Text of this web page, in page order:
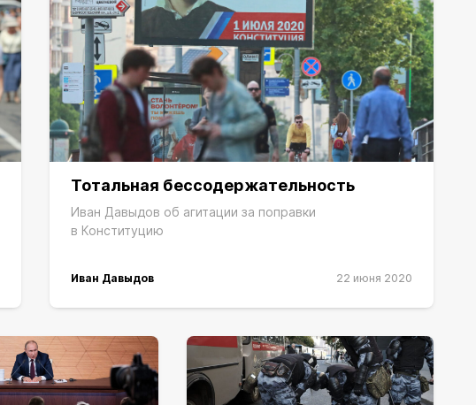
Тотальная бессодержательность
Иван Давыдов об агитации за поправки
в Конституцию
Иван Давыдов 22 июня 2020